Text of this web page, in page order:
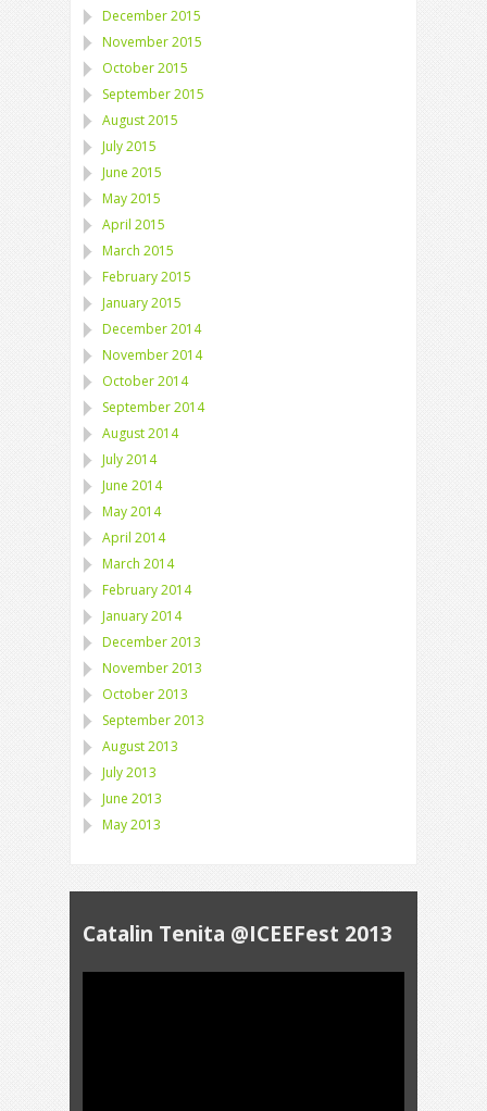
December 2015
November 2015
October 2015
September 2015
August 2015
July 2015
June 2015
May 2015
April 2015
March 2015
February 2015
January 2015
December 2014
November 2014
October 2014
September 2014
August 2014
July 2014
June 2014
May 2014
April 2014
March 2014
February 2014
January 2014
December 2013
November 2013
October 2013
September 2013
August 2013
July 2013
June 2013
May 2013
Catalin Tenita @ICEEFest 2013